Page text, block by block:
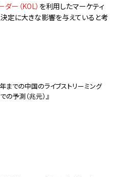
ー（KOL） を利用したマーケティ
定に大きな影響を与えていると考
までの中国のライブストリーミング
予測（兆元）』